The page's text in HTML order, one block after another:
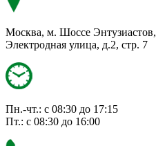
Москва, м. Шоссе Энтузиастов,
Электродная улица, д.2, стр. 7
Пн.-чт.: с 08:30 до 17:15
Пт.: с 08:30 до 16:00